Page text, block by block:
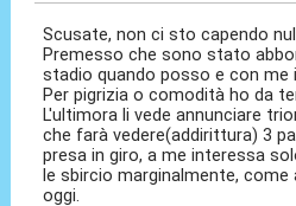
Scusate, non ci sto capendo
Premesso che sono stato
stadio quando posso e con me
Per pigrizia o comodità ho da
L'ultimora li vede annunciare
che farà vedere(addirittura) 3
presa in giro, a me interessa
le sbircio marginalmente,
oggi.